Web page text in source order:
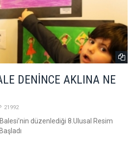
DENİNCE AKLINA NE
21992
düzenlediği 8.Ulusal Resim